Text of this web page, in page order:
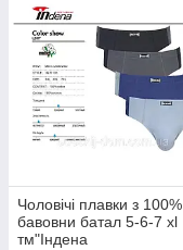
Чоловічі плавки з 100%
бавовни батал 5-6-7 xl
тм"Індена